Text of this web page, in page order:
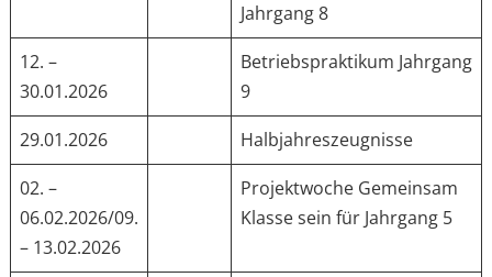
Jahrgang 8
12. –
30.01.2026
Betriebspraktikum Jahrgang
9
29.01.2026
Halbjahreszeugnisse
02. –
06.02.2026/09.
– 13.02.2026
Projektwoche Gemeinsam
Klasse sein für Jahrgang 5